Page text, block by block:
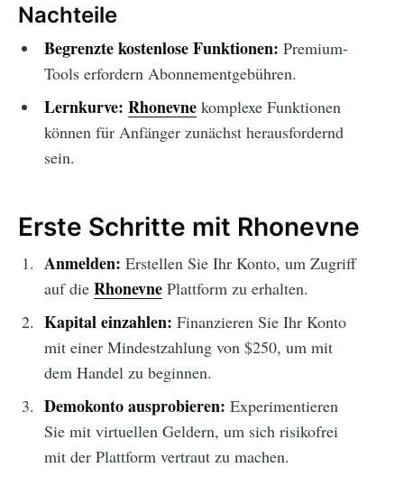
Nachteile
Begrenzte kostenlose Funktionen: Premium-
Tools erfordern Abonnementgebühren.
Lernkurve: Rhonevnekomplexe Funktionen
können für Anfänger zunächst herausfordernd
sein.
Erste Schritte mit Rhonevne
Anmelden: Erstellen Sie Ihr Konto, um Zugriff
auf die RhonevnePlattform zu erhalten.
Kapital einzahlen: Finanzieren Sie Ihr Konto
mit einer Mindestzahlung von $250, um mit
dem Handel zu beginnen.
Demokonto ausprobieren: Experimentieren
Sie mit virtuellen Geldern, um sich risikofrei
mit der Plattform vertraut zu machen.